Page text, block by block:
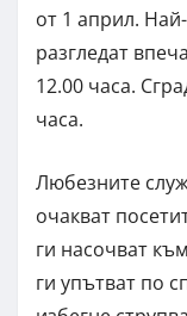
от 1 април.
разгледат
12.00 часа.
часа.
Любезните
очакват
ги насочват
ги упътват по